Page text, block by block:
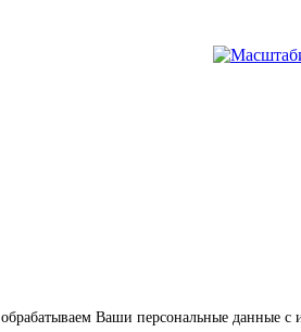
Ваши персональные данные